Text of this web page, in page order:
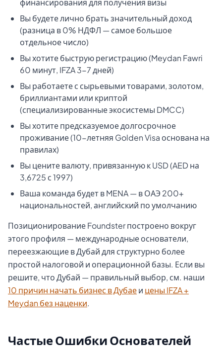
финансирования для получения визы
Вы будете лично брать значительный доход
(разница в 0% НДФЛ — самое большое
отдельное число)
Вы хотите быструю регистрацию (Meydan Fawri
60 минут, IFZA 3-7 дней)
Вы работаете с сырьевыми товарами, золотом,
бриллиантами или криптой
(специализированные экосистемы DMCC)
Вы хотите предсказуемое долгосрочное
проживание (10-летняя Golden Visa основана на
правилах)
Вы цените валюту, привязанную к USD (AED на
3,6725 с 1997)
Ваша команда будет в MENA — в ОАЭ 200+
национальностей, английский по умолчанию
Позиционирование Foundster построено вокруг
этого профиля — международные основатели,
переезжающие в Дубай для структурно более
простой налоговой и операционной базы. Если вы
решите, что Дубай — правильный выбор, см. наши
10 причин начать бизнес в Дубаеи цены IFZA +
Meydan без наценки.
Частые Ошибки Основателей